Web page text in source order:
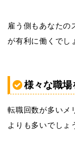
雇う側もあなたの
が有利に働くでし
様々な職場
転職回数が多いメ
よりも多いでしょ